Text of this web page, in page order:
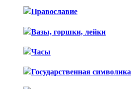
Православие
Вазы, горшки, лейки
Часы
Государственная символика